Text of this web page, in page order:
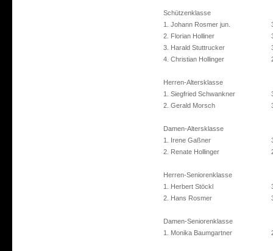
Schützenklasse
1. Johann Rosmer jun.
2. Florian Holliner
3. Harald Stuttrucker
4. Christian Hollinger
Herren-Altersklasse
1. Siegfried Schwankner
2. Gerald Morsch
Damen-Altersklasse
1. Irene Gaßner
2. Renate Hollinger
Herren-Seniorenklasse
1. Herbert Stöckl
2. Hans Rosmer
Damen-Seniorenklasse
1. Monika Baumgartner